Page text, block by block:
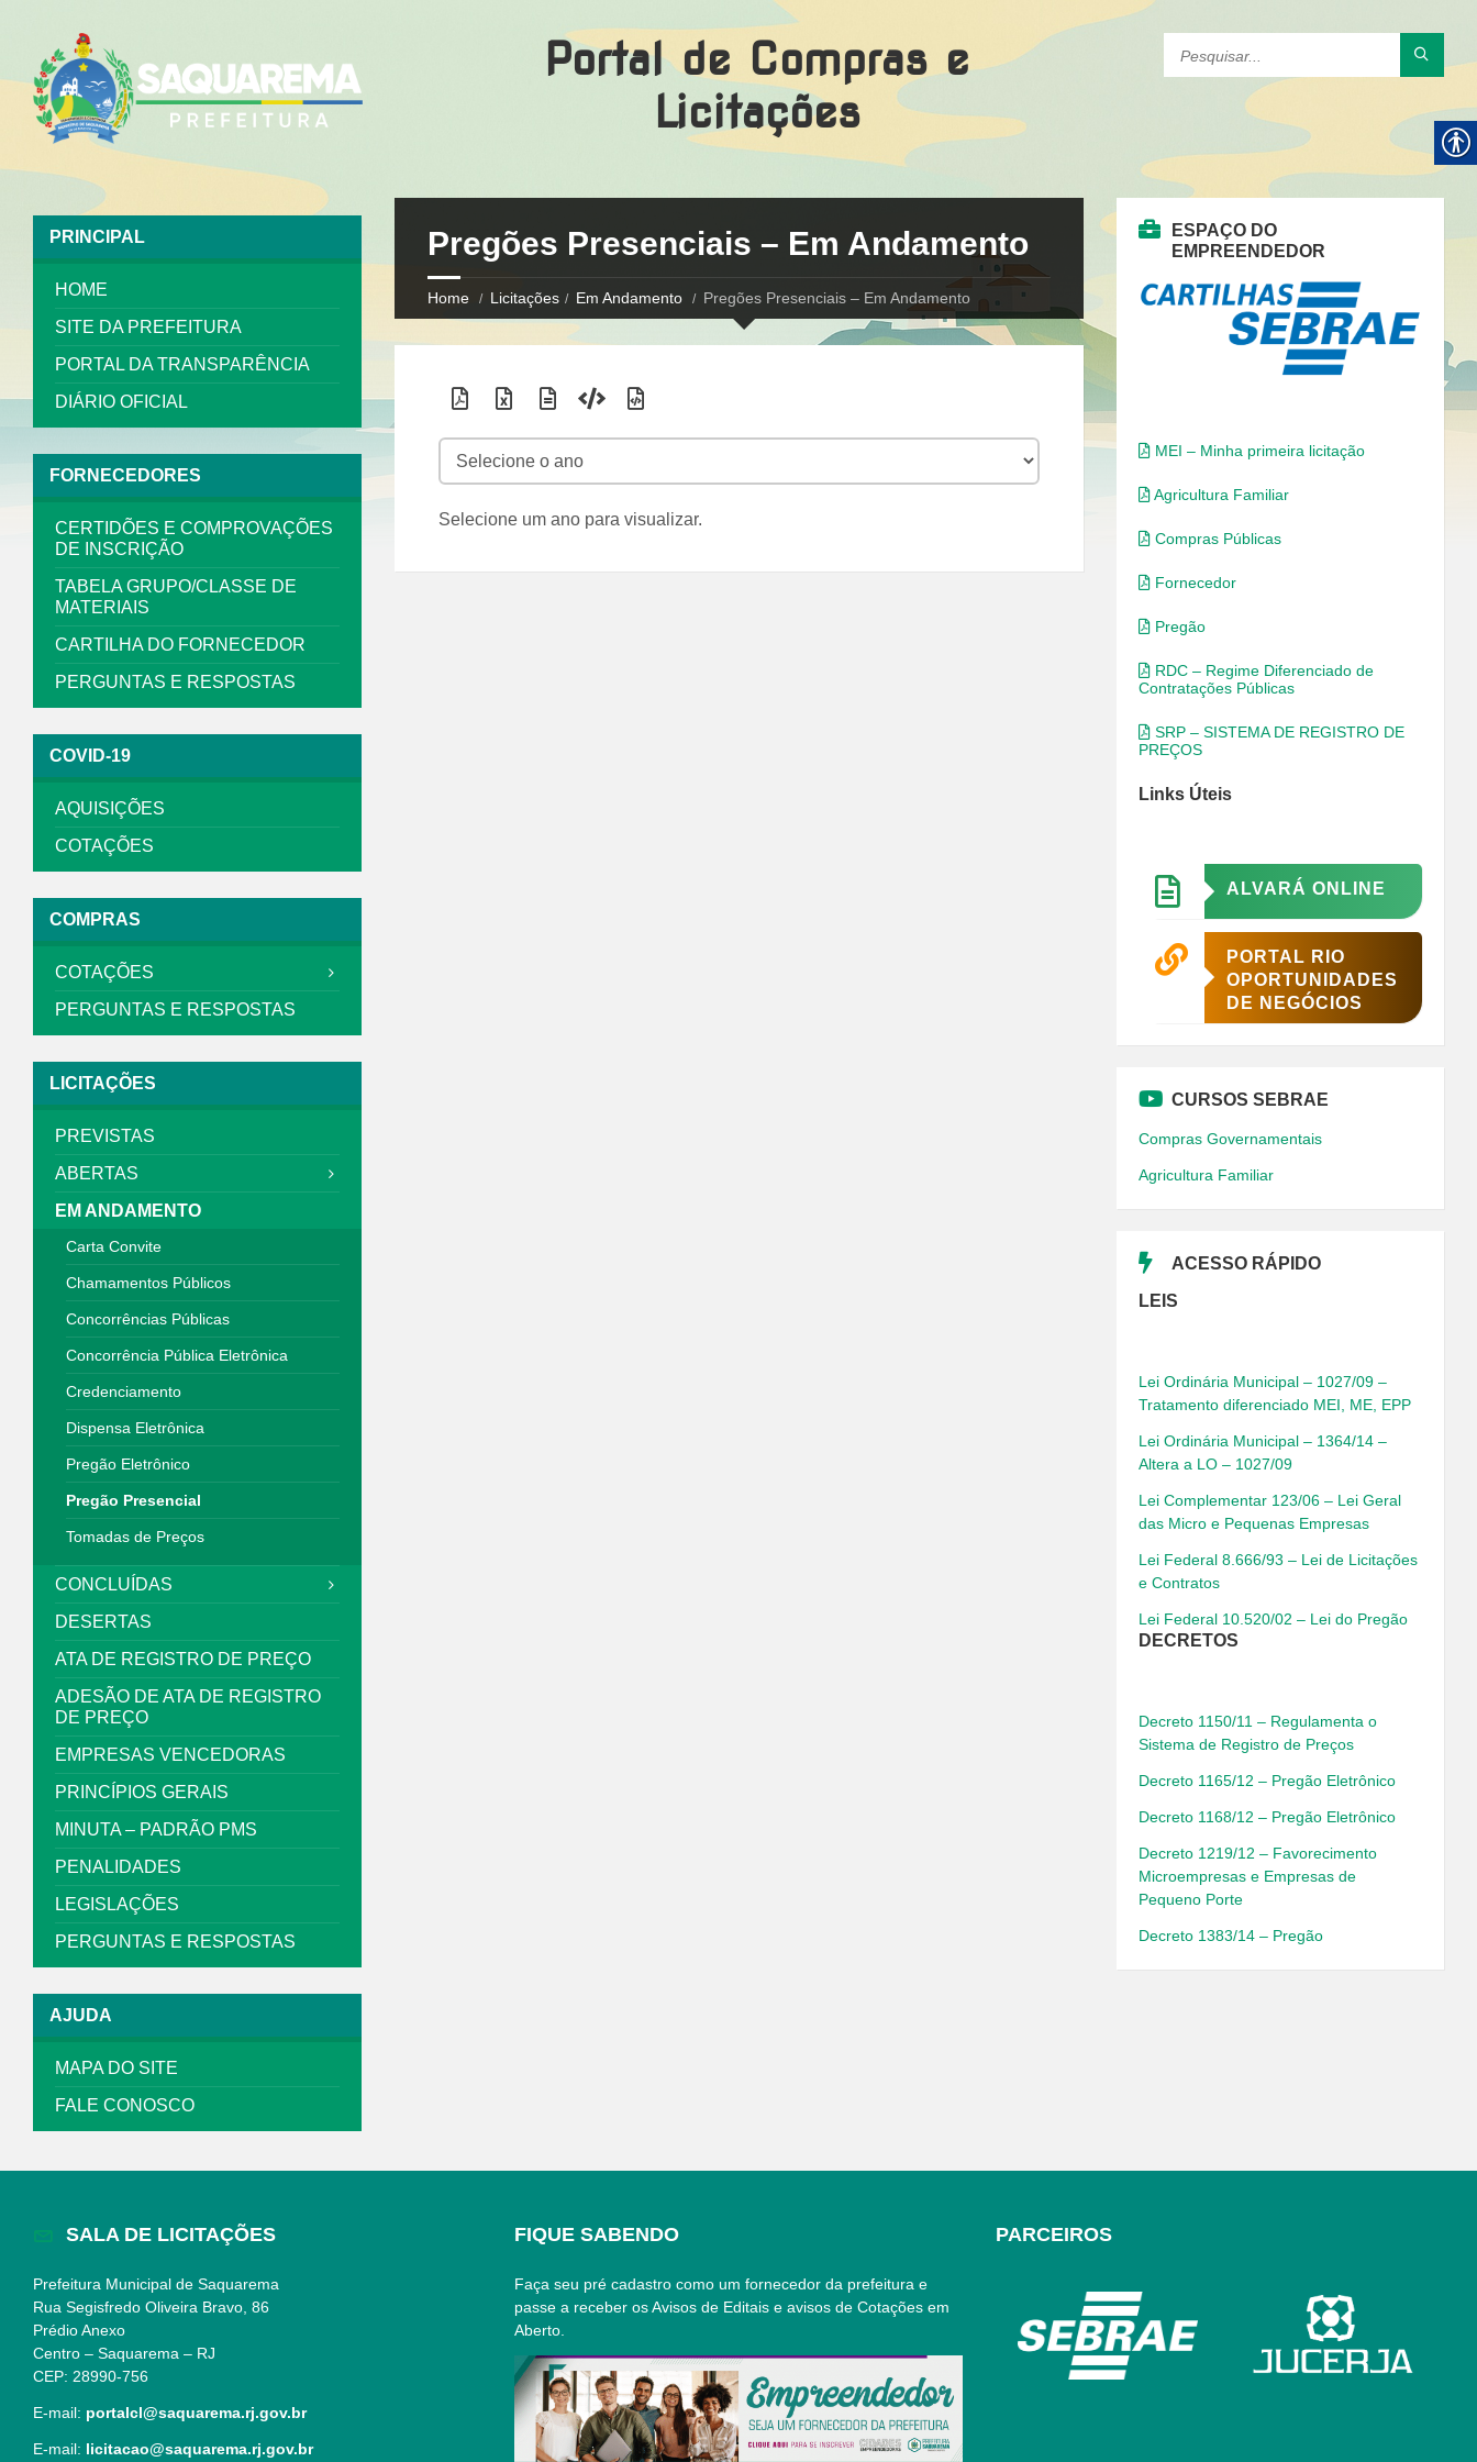
Portal de Compras e
Licitações
Pregões Presenciais – Em Andamento
Home Licitações Em Andamento Pregões Presenciais – Em Andamento
rtar rtar rtar rtar
Selecione um ano para visualizar.
PRINCIPAL
HOME
SITE DA PREFEITURA
PORTAL DA TRANSPARÊNCIA
DIÁRIO OFICIAL
FORNECEDORES
CERTIDÕES E COMPROVAÇÕES
DE INSCRIÇÃO
TABELA GRUPO/CLASSE DE
MATERIAIS
CARTILHA DO FORNECEDOR
PERGUNTAS E RESPOSTAS
COVID-19
AQUISIÇÕES
COTAÇÕES
COMPRAS
COTAÇÕES
PERGUNTAS E RESPOSTAS
LICITAÇÕES
PREVISTAS
ABERTAS
EM ANDAMENTO
Carta Convite
Chamamentos Públicos
Concorrências Públicas
Concorrência Pública Eletrônica
Credenciamento
Dispensa Eletrônica
Pregão Eletrônico
Pregão Presencial
Tomadas de Preços
CONCLUÍDAS
DESERTAS
ATA DE REGISTRO DE PREÇO
ADESÃO DE ATA DE REGISTRO
DE PREÇO
EMPRESAS VENCEDORAS
PRINCÍPIOS GERAIS
MINUTA – PADRÃO PMS
PENALIDADES
LEGISLAÇÕES
PERGUNTAS E RESPOSTAS
AJUDA
MAPA DO SITE
FALE CONOSCO
ESPAÇO DO
EMPREENDEDOR
MEI – Minha primeira licitação
Agricultura Familiar
Compras Públicas
Fornecedor
Pregão
RDC – Regime Diferenciado de
Contratações Públicas
SRP – SISTEMA DE REGISTRO DE
PREÇOS
Links Úteis
ALVARÁ ONLINE
PORTAL RIO
OPORTUNIDADES
DE NEGÓCIOS
CURSOS SEBRAE
Compras Governamentais
Agricultura Familiar
ACESSO RÁPIDO
LEIS
Lei Ordinária Municipal – 1027/09 –
Tratamento diferenciado MEI, ME, EPP
Lei Ordinária Municipal – 1364/14 –
Altera a LO – 1027/09
Lei Complementar 123/06 – Lei Geral
das Micro e Pequenas Empresas
Lei Federal 8.666/93 – Lei de Licitações
e Contratos
Lei Federal 10.520/02 – Lei do Pregão
DECRETOS
Decreto 1150/11 – Regulamenta o
Sistema de Registro de Preços
Decreto 1165/12 – Pregão Eletrônico
Decreto 1168/12 – Pregão Eletrônico
Decreto 1219/12 – Favorecimento
Microempresas e Empresas de
Pequeno Porte
Decreto 1383/14 – Pregão
SALA DE LICITAÇÕES
Prefeitura Municipal de Saquarema
Rua Segisfredo Oliveira Bravo, 86
Prédio Anexo
Centro – Saquarema – RJ
CEP: 28990-756
E-mail: portalcl@saquarema.rj.gov.br
E-mail: licitacao@saquarema.rj.gov.br
FIQUE SABENDO
Faça seu pré cadastro como um fornecedor da prefeitura e
passe a receber os Avisos de Editais e avisos de Cotações em
Aberto.
PARCEIROS